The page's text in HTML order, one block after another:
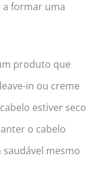
a formar uma
produto que
in ou creme
estiver seco
o cabelo
mesmo